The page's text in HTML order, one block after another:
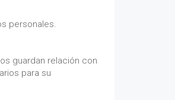
personales.
guardan relación con
para su